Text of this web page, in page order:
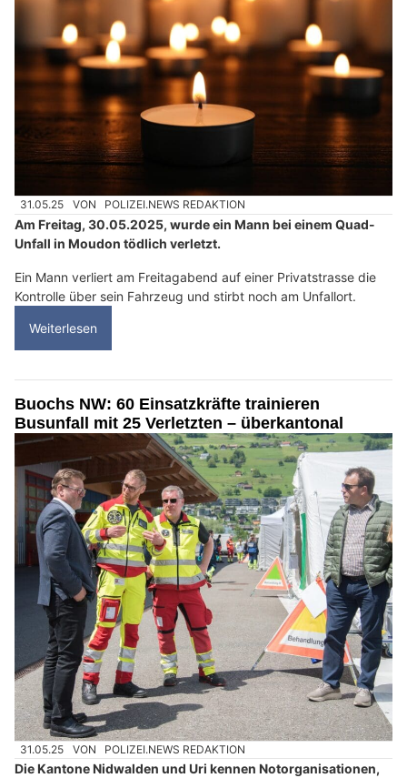
31.05.25 VON POLIZEI.NEWS REDAKTION
Am Freitag, 30.05.2025, wurde ein Mann bei einem Quad-
Unfall in Moudon tödlich verletzt.
Ein Mann verliert am Freitagabend auf einer Privatstrasse die
Kontrolle über sein Fahrzeug und stirbt noch am Unfallort.
Weiterlesen
Buochs NW: 60 Einsatzkräfte trainieren
Busunfall mit 25 Verletzten – überkantonal
31.05.25 VON POLIZEI.NEWS REDAKTION
Die Kantone Nidwalden und Uri kennen Notorganisationen,